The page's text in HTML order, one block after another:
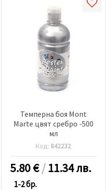
Темперна боя Mont
Marte цвят сребро -500
мл
Код: 842232
5.80€/11.34 лв.
1-2 бр.